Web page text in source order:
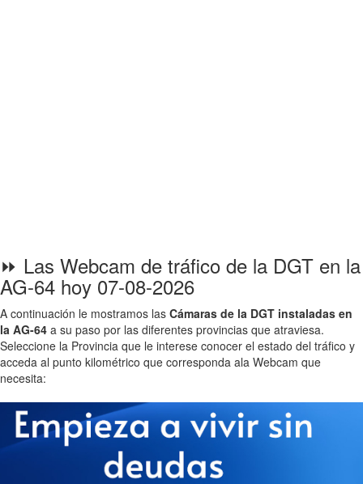
⏩ Las Webcam de tráfico de la DGT en la
AG-64 hoy 07-08-2026
A continuación le mostramos las Cámaras de la DGT instaladas en
la AG-64 a su paso por las diferentes provincias que atraviesa.
Seleccione la Provincia que le interese conocer el estado del tráfico y
acceda al punto kilométrico que corresponda ala Webcam que
necesita: